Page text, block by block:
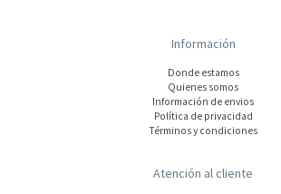
Información
Donde estamos
Quienes somos
Información de envios
Polí­tica de privacidad
Términos y condiciones
Atención al cliente